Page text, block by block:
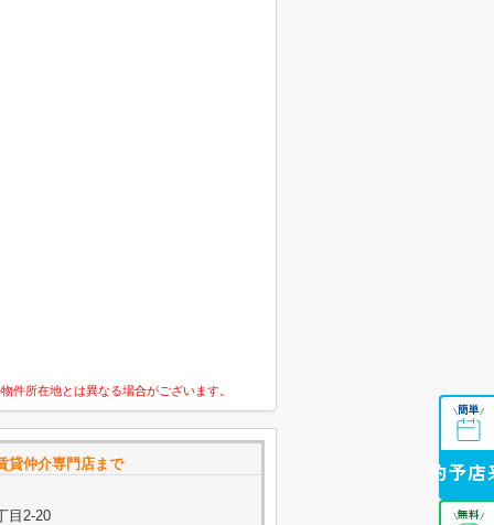
件所在地とは異なる場合がございます。
仲介専門店まで
目2-20
\簡単/
来店予約
\無料/